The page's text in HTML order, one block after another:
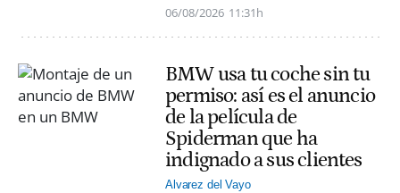
06/08/2026 11:31h
BMW usa tu coche sin tu
permiso: así es el anuncio
de la película de
Spiderman que ha
indignado a sus clientes
Alvarez del Vayo